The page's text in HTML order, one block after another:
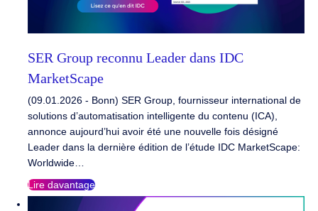
SER Group reconnu Leader dans IDC
MarketScape
(09.01.2026 - Bonn) SER Group, fournisseur international de
solutions d’automatisation intelligente du contenu (ICA),
annonce aujourd’hui avoir été une nouvelle fois désigné
Leader dans la dernière édition de l’étude IDC MarketScape:
Worldwide…
Lire davantage